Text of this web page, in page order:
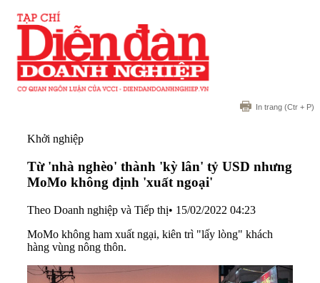
In trang (Ctr + P)
Khởi nghiệp
Từ 'nhà nghèo' thành 'kỳ lân' tỷ USD nhưng
MoMo không định 'xuất ngoại'
Theo Doanh nghiệp và Tiếp thị• 15/02/2022 04:23
MoMo không ham xuất ngại, kiên trì "lấy lòng" khách
hàng vùng nông thôn.